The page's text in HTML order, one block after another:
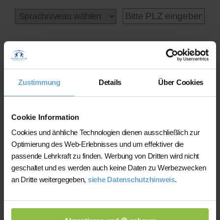
Zustimmung Details Über Cookies
Cookie Information
Cookies und änhliche Technologien dienen ausschließlich zur
Optimierung des Web-Erlebnisses und um effektiver die
passende Lehrkraft zu finden. Werbung von Dritten wird nicht
geschaltet und es werden auch keine Daten zu Werbezwecken
an Dritte weitergegeben, siehe Datenschutzhinweis.
Statt der Profilauswahl kostenlos hier
unseren Lehrerfinder nutzenstatt
Profilauswahl: Sie werden binnen 24-48h von
bis zu zwei optimal passenden Kandidaten
kontaktiert, die Sie kostenlos & unverbindlich